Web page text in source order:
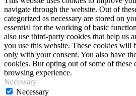
navigate through the website. Out of
categorized as necessary are stored on
essential for the working of basic
also use third-party cookies that help us
you use this website. These cookies will
only with your consent. You also have
cookies. But opting out of some of these
browsing experience.
Necessary
Necessary